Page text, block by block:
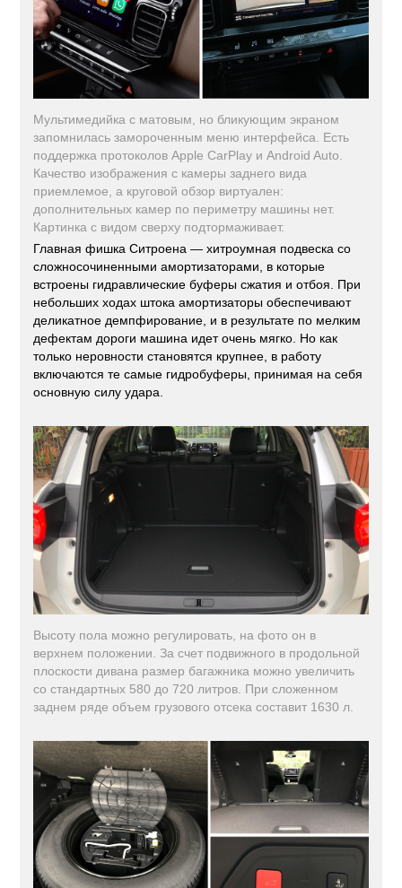
Мультимедийка с матовым, но бликующим экраном
запомнилась замороченным меню интерфейса. Есть
поддержка протоколов Apple CarPlay и Android Auto.
Качество изображения с камеры заднего вида
приемлемое, а круговой обзор виртуален:
дополнительных камер по периметру машины нет.
Картинка с видом сверху подтормаживает.
Главная фишка Ситроена — хитроумная подвеска со
сложносочиненными амортизаторами, в которые
встроены гидравлические буферы сжатия и отбоя. При
небольших ходах штока амортизаторы обеспечивают
деликатное демпфирование, и в результате по мелким
дефектам дороги машина идет очень мягко. Но как
только неровности становятся крупнее, в работу
включаются те самые гидробуферы, принимая на себя
основную силу удара.
Высоту пола можно регулировать, на фото он в
верхнем положении. За счет подвижного в продольной
плоскости дивана размер багажника можно увеличить
со стандартных 580 до 720 литров. При сложенном
заднем ряде объем грузового отсека составит 1630 л.